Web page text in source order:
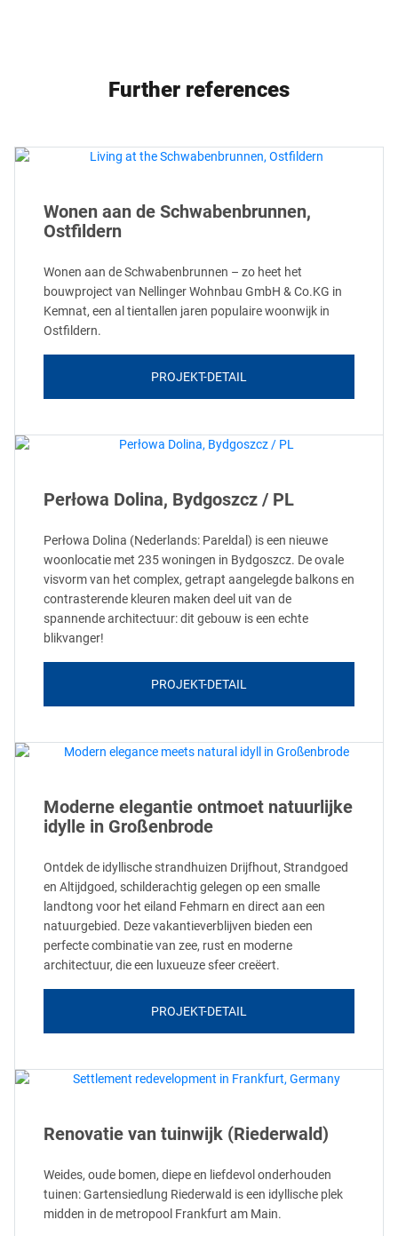
Further references
Wonen aan de Schwabenbrunnen,
Ostfildern
Wonen aan de Schwabenbrunnen – zo heet het
bouwproject van Nellinger Wohnbau GmbH & Co.KG in
Kemnat, een al tientallen jaren populaire woonwijk in
Ostfildern.
PROJEKT-DETAIL
Perłowa Dolina, Bydgoszcz / PL
Perłowa Dolina (Nederlands: Pareldal) is een nieuwe
woonlocatie met 235 woningen in Bydgoszcz. De ovale
visvorm van het complex, getrapt aangelegde balkons en
contrasterende kleuren maken deel uit van de
spannende architectuur: dit gebouw is een echte
blikvanger!
PROJEKT-DETAIL
Moderne elegantie ontmoet natuurlijke
idylle in Großenbrode
Ontdek de idyllische strandhuizen Drijfhout, Strandgoed
en Altijdgoed, schilderachtig gelegen op een smalle
landtong voor het eiland Fehmarn en direct aan een
natuurgebied. Deze vakantieverblijven bieden een
perfecte combinatie van zee, rust en moderne
architectuur, die een luxueuze sfeer creëert.
PROJEKT-DETAIL
Renovatie van tuinwijk (Riederwald)
Weides, oude bomen, diepe en liefdevol onderhouden
tuinen: Gartensiedlung Riederwald is een idyllische plek
midden in de metropool Frankfurt am Main.